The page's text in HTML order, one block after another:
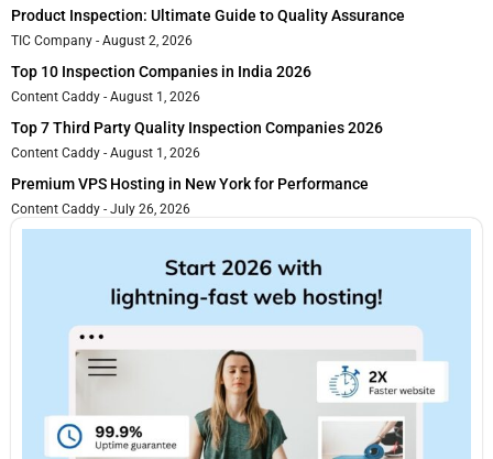
Product Inspection: Ultimate Guide to Quality Assurance
TIC Company August 2, 2026
Top 10 Inspection Companies in India 2026
Content Caddy August 1, 2026
Top 7 Third Party Quality Inspection Companies 2026
Content Caddy August 1, 2026
Premium VPS Hosting in New York for Performance
Content Caddy July 26, 2026